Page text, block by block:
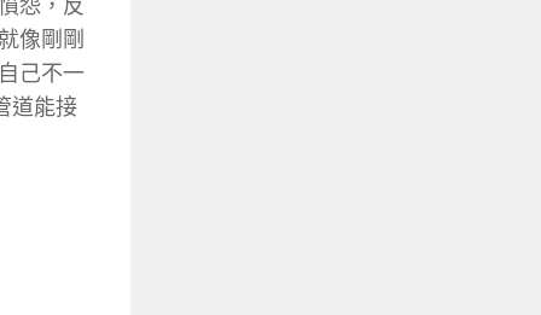
怨，反
像剛剛
己不一
道能接